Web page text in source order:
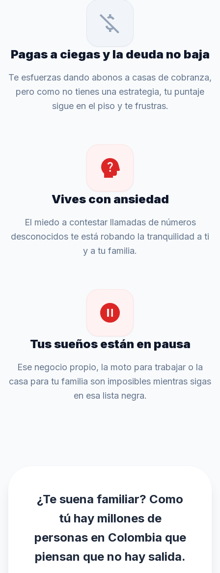
money_off
Pagas a ciegas y la deuda no baja
Te esfuerzas dando abonos a casas de cobranza,
pero como no tienes una estrategia, tu puntaje
sigue en el piso y te frustras.
psychology_alt
Vives con ansiedad
El miedo a contestar llamadas de números
desconocidos te está robando la tranquilidad a ti
y a tu familia.
pause_circle
Tus sueños están en pausa
Ese negocio propio, la moto para trabajar o la
casa para tu familia son imposibles mientras sigas
en esa lista negra.
¿Te suena familiar? Como
tú hay millones de
personas en Colombia que
piensan que no hay salida.